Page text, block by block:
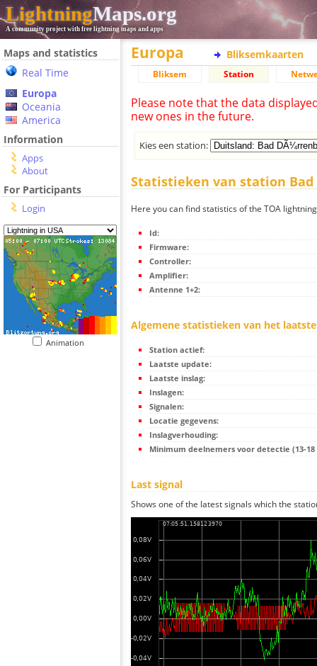
LightningMaps.org
A community project with free lightning maps and apps
Maps and statistics
Real Time
Europa
Oceania
America
Information
Apps
About
For Participants
Login
Animation
Europa Bliksemkaarten
Bliksem Station
Please note that the data
new ones in the future.
Kies een station:
Statistieken van station Bad
Here you can find statistics of the TOA
Id:
Firmware:
Controller:
Amplifier:
Antenne 1+2:
Algemene statistieken van het
Station actief:
Laatste update:
Laatste inslag:
Inslagen:
Signalen:
Locatie gegevens:
Inslagverhouding:
Minimum deelnemers voor detectie (13-
Last signal
Shows one of the latest signals which the